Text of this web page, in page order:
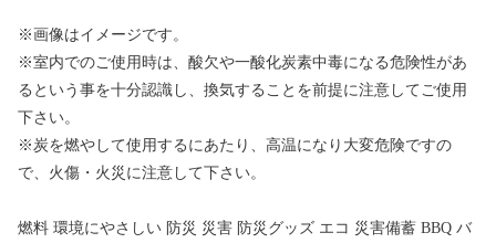
※画像はイメージです。
※室内でのご使用時は、酸欠や一酸化炭素中毒になる危険性があ
るという事を十分認識し、換気することを前提に注意してご使用
下さい。
※炭を燃やして使用するにあたり、高温になり大変危険ですの
で、火傷・火災に注意して下さい。
燃料 環境にやさしい 防災 災害 防災グッズ エコ 災害備蓄 BBQ バ